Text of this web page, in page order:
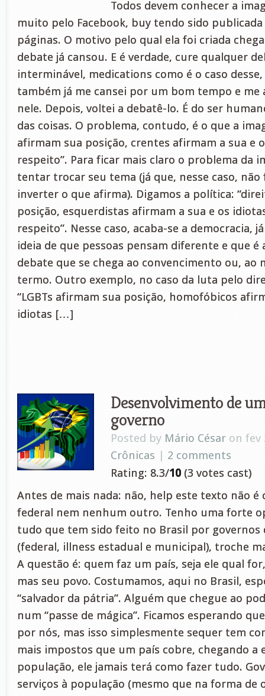
Todos devem conhecer a
muito pelo Facebook, buy tendo sido
páginas. O motivo pelo qual ela foi criada
debate já cansou. E é verdade, cure qualquer
interminável, medications como é o caso
também já me cansei por um bom tempo e
nele. Depois, voltei a debatê-lo. É do ser
das coisas. O problema, contudo, é o que a
afirmam sua posição, crentes afirmam a sua e
respeito”. Para ficar mais claro o problema da
tentar trocar seu tema (já que, nesse caso,
inverter o que afirma). Digamos a política:
posição, esquerdistas afirmam a sua e os
respeito”. Nesse caso, acaba-se a democracia,
ideia de que pessoas pensam diferente e que é
debate que se chega ao convencimento ou, ao
termo. Outro exemplo, no caso da luta pelo
“LGBTs afirmam sua posição, homofóbicos
idiotas […]
Desenvolvimento de
governo
Posted by Mário César on fev
Crônicas | 2 comments
Rating: 8.3/10 (3 votes cast)
Antes de mais nada: não, help este texto não
federal nem nenhum outro. Tenho uma forte
tudo que tem sido feito no Brasil por governos
(federal, illness estadual e municipal), troche
A questão é: quem faz um país, seja ele qual
mas seu povo. Costumamos, aqui no Brasil,
“salvador da pátria”. Alguém que chegue ao
num “passe de mágica”. Ficamos esperando
por nós, mas isso simplesmente sequer tem
mais impostos que um país cobre, chegando a
população, ele jamais terá como fazer tudo.
serviços à população (mesmo que na forma de